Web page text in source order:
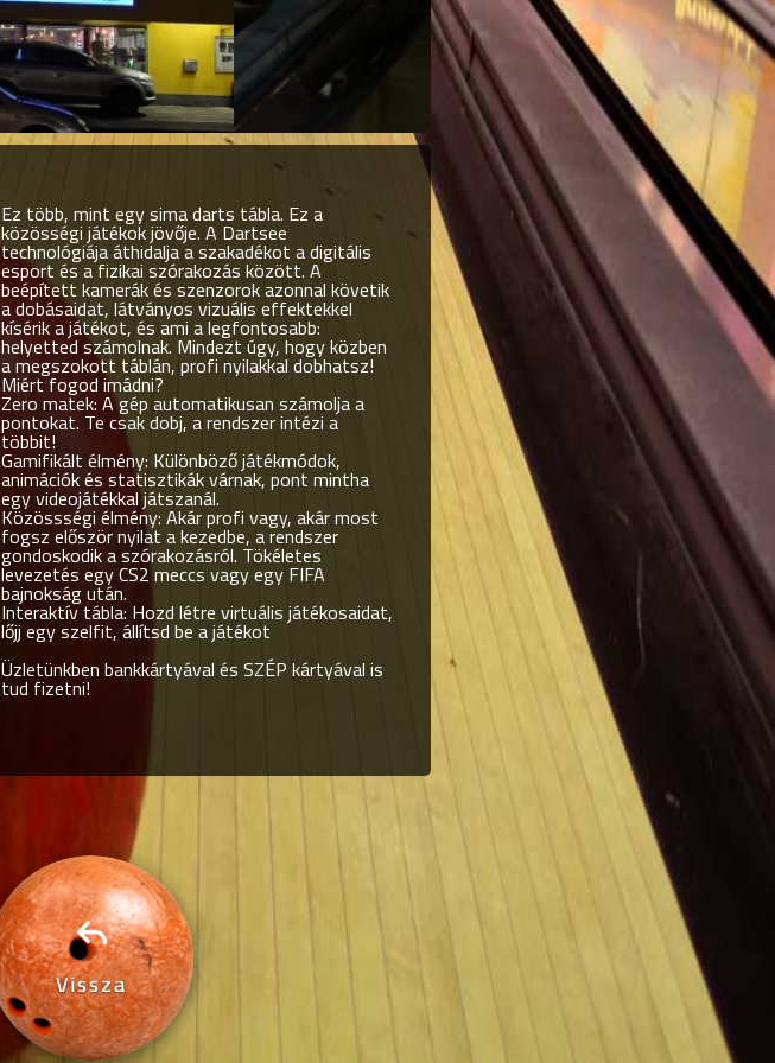
Ez több, mint egy sima darts tábla. Ez a
közösségi játékok jövője. A Dartsee
technológiája áthidalja a szakadékot a digitális
esport és a fizikai szórakozás között. A
beépített kamerák és szenzorok azonnal követik
a dobásaidat, látványos vizuális effektekkel
kísérik a játékot, és ami a legfontosabb:
helyetted számolnak. Mindezt úgy, hogy közben
a megszokott táblán, profi nyilakkal dobhatsz!
Miért fogod imádni?
Zero matek: A gép automatikusan számolja a
pontokat. Te csak dobj, a rendszer intézi a
többit!
Gamifikált élmény: Különböző játékmódok,
animációk és statisztikák várnak, pont mintha
egy videojátékkal játszanál.
Közössségi élmény: Akár profi vagy, akár most
fogsz először nyilat a kezedbe, a rendszer
gondoskodik a szórakozásról. Tökéletes
levezetés egy CS2 meccs vagy egy FIFA
bajnokság után.
Interaktív tábla: Hozd létre virtuális játékosaidat,
lőjj egy szelfit, állítsd be a játékot
Üzletünkben bankkártyával és SZÉP kártyával is
tud fizetni!
Vissza